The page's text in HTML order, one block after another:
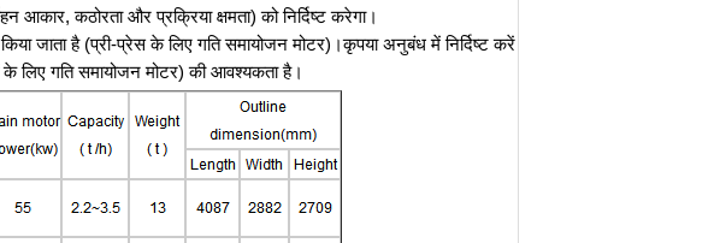
आकार, कठोरता और प्रक्रिया क्षमता) को निर्दिष्ट करेगा।
जाता है (प्री-प्रेस के लिए गति समायोजन मोटर)।कृपया अनुबंध में निर्दिष्ट करें
के लिए गति समायोजन मोटर) की आवश्यकता है।